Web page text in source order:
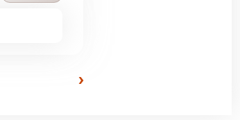
›